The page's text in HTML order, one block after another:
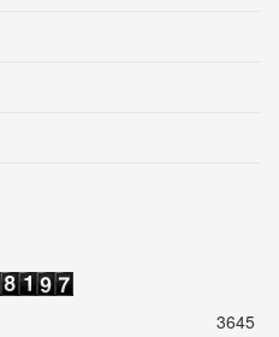
3645